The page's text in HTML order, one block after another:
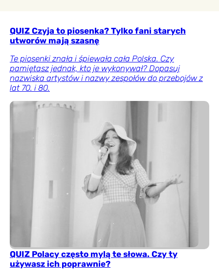
QUIZ Czyja to piosenka? Tylko fani starych
utworów mają szasnę
Te piosenki znała i śpiewała cała Polska. Czy
pamiętasz jednak, kto je wykonywał? Dopasuj
nazwiska artystów i nazwy zespołów do przebojów z
lat 70. i 80.
QUIZ Polacy często mylą te słowa. Czy ty
używasz ich poprawnie?